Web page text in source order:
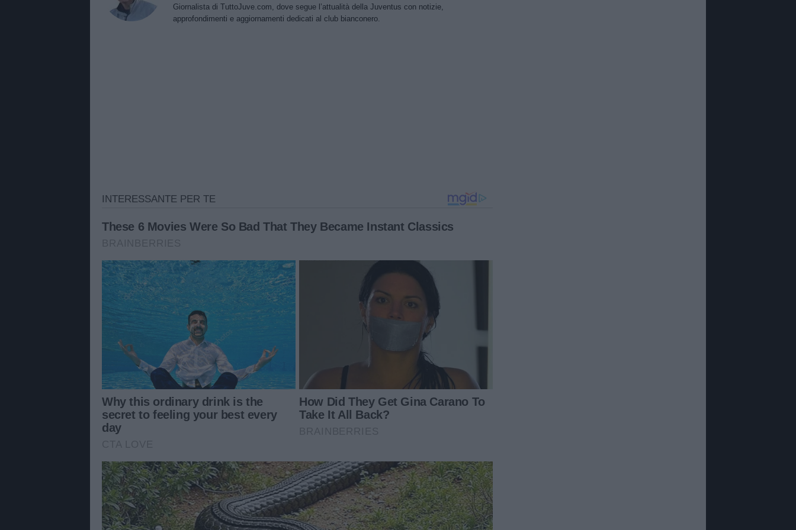
Giornalista di TuttoJuve.com, dove segue l’attualità della Juventus con notizie,
approfondimenti e aggiornamenti dedicati al club bianconero.